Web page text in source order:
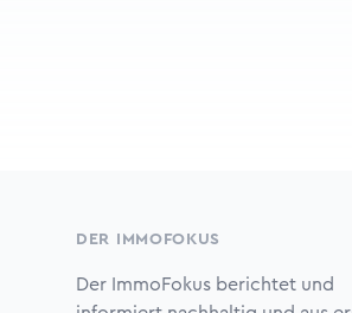
DER IMMOFOKUS
Der ImmoFokus berichtet und